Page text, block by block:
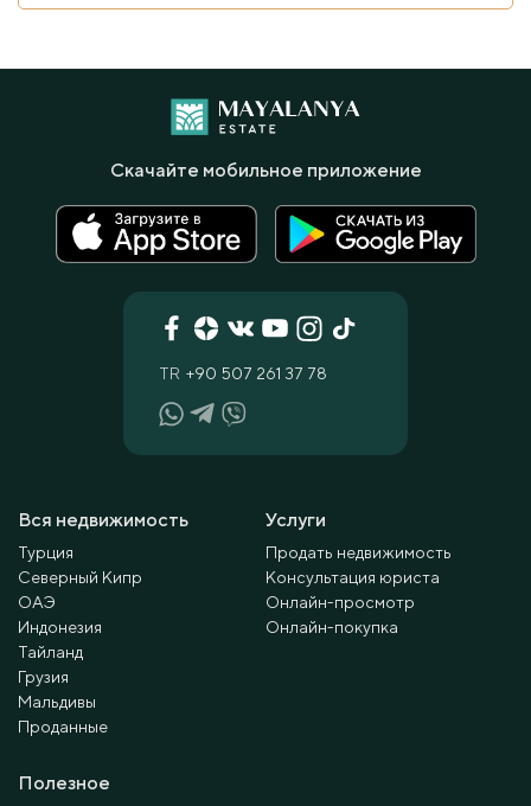
Вся недвижимость
Турция
Северный Кипр
ОАЭ
Индонезия
Тайланд
Грузия
Мальдивы
Проданные
Услуги
Продать недвижимость
Консультация юриста
Онлайн-просмотр
Онлайн-покупка
Полезное
TR +90 507 261 37 78
Скачайте мобильное приложение